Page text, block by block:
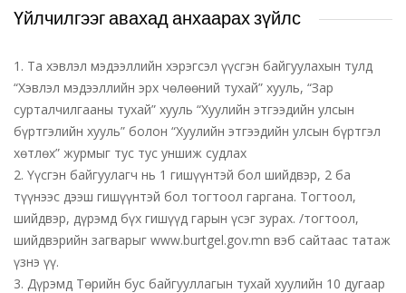
Үйлчилгээг авахад анхаарах зүйлс
1. Та хэвлэл мэдээллийн хэрэгсэл үүсгэн байгуулахын тулд
“Хэвлэл мэдээллийн эрх чөлөөний тухай” хууль, “Зар
сурталчилгааны тухай” хууль “Хуулийн этгээдийн улсын
бүртгэлийн хууль” болон “Хуулийн этгээдийн улсын бүртгэл
хөтлөх” журмыг тус тус уншиж судлах
2. Үүсгэн байгуулагч нь 1 гишүүнтэй бол шийдвэр, 2 ба
түүнээс дээш гишүүнтэй бол тогтоол гаргана. Тогтоол,
шийдвэр, дүрэмд бүх гишүүд гарын үсэг зурах. /тогтоол,
шийдвэрийн загварыг www.burtgel.gov.mn вэб сайтаас татаж
үзнэ үү.
3. Дүрэмд Төрийн бус байгууллагын тухай хуулийн 10 дугаар